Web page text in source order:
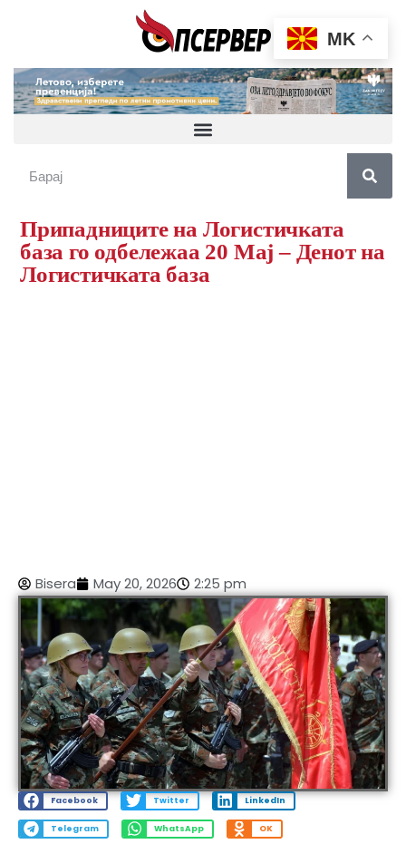
Припадниците на Логистичката
база го одбележаа 20 Мај – Денот на
Логистичката база
Bisera May 20, 2026 2:25 pm
Facebook Twitter LinkedIn
Telegram WhatsApp OK
MK